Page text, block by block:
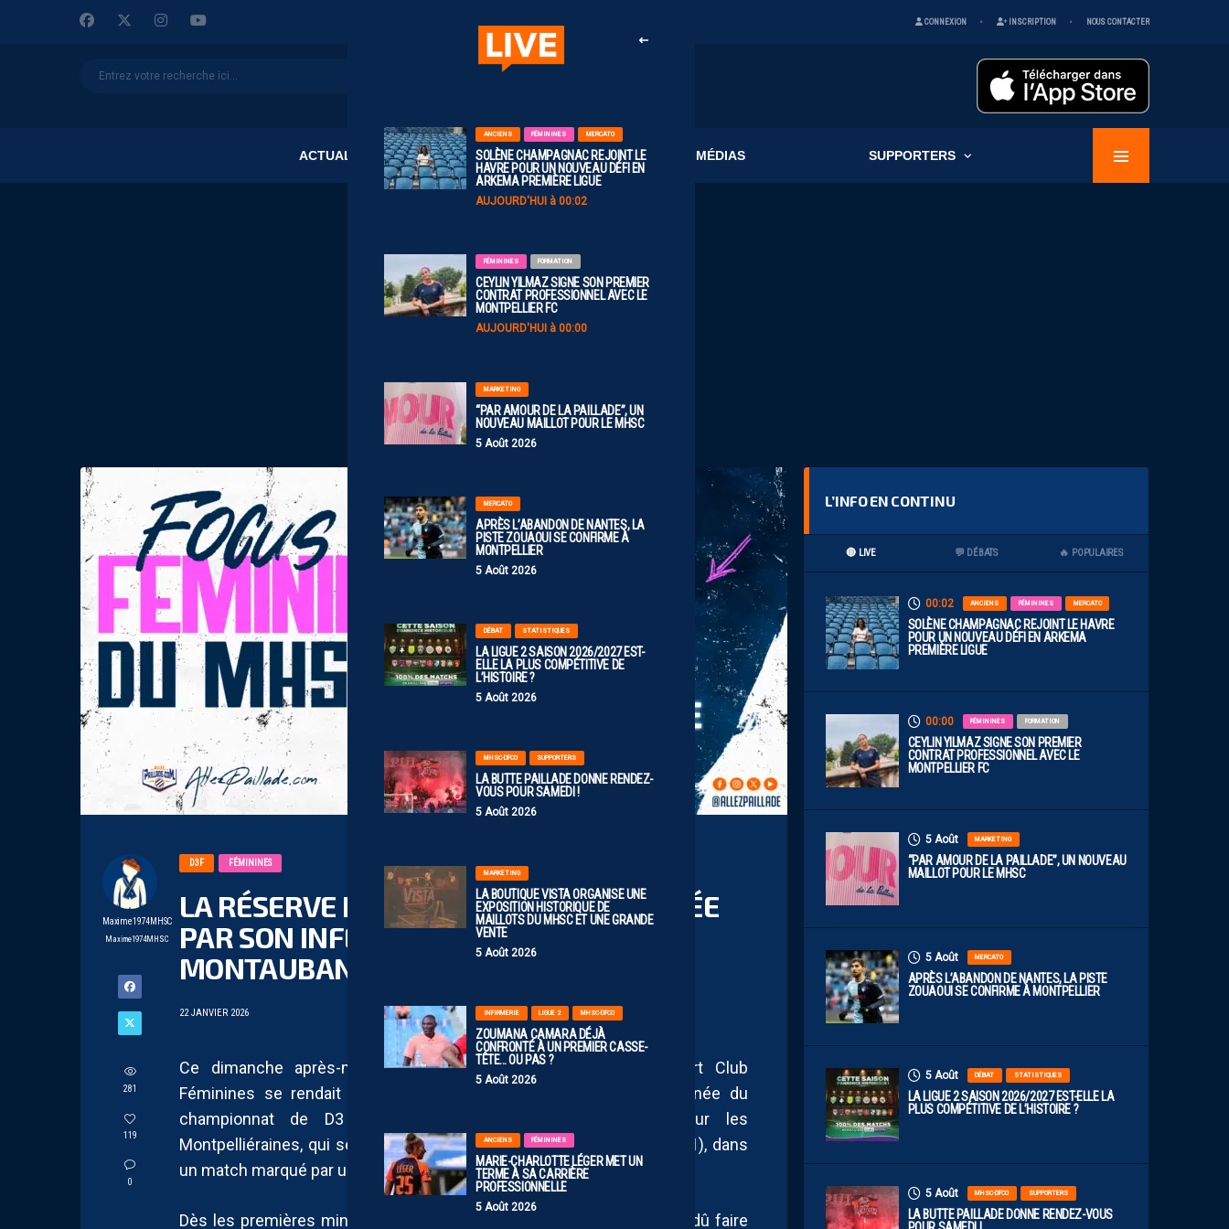
CONNEXION INSCRIPTION NOUS CONTACTER
ACTUALITÉS CLUB MÉDIAS SUPPORTERS
ANCIENS FÉMININES MERCATO
SOLÈNE CHAMPAGNAC REJOINT LE
HAVRE POUR UN NOUVEAU DÉFI EN
ARKEMA PREMIÈRE LIGUE
AUJOURD'HUI à 00:02
FÉMININES FORMATION
CEYLIN YILMAZ SIGNE SON PREMIER
CONTRAT PROFESSIONNEL AVEC LE
MONTPELLIER FC
AUJOURD'HUI à 00:00
MARKETING
“PAR AMOUR DE LA PAILLADE”, UN
NOUVEAU MAILLOT POUR LE MHSC
5 Août 2026
MERCATO
APRÈS L’ABANDON DE NANTES, LA
PISTE ZOUAOUI SE CONFIRME À
MONTPELLIER
5 Août 2026
DÉBAT STATISTIQUES
LA LIGUE 2 SAISON 2026/2027 EST-
ELLE LA PLUS COMPÉTITIVE DE
L’HISTOIRE ?
5 Août 2026
MHSC-DFCO SUPPORTERS
LA BUTTE PAILLADE DONNE RENDEZ-
VOUS POUR SAMEDI !
5 Août 2026
MARKETING
LA BOUTIQUE VISTA ORGANISE UNE
EXPOSITION HISTORIQUE DE
MAILLOTS DU MHSC ET UNE GRANDE
VENTE
5 Août 2026
INFIRMERIE LIGUE 2 MHSC-DFCO
ZOUMANA CAMARA DÉJÀ
CONFRONTÉ À UN PREMIER CASSE-
TÊTE… OU PAS ?
5 Août 2026
ANCIENS FÉMININES
MARIE-CHARLOTTE LÉGER MET UN
TERME À SA CARRIÈRE
PROFESSIONNELLE
5 Août 2026
Maxime1974MHSC
Maxime1974MHSC
281
119
0
D3F FÉMININES
LA RÉSERVE DES PAILLADINES PÉNALISÉE
PAR SON INFÉRIORITÉ NUMÉRIQUE À
MONTAUBAN
22 JANVIER 2026
Ce dimanche après-midi, la réserve du Montpellier Hérault Sport Club
Féminines se rendait à Montauban pour le compte de la 11ᵉ journée du
championnat de D3 féminine. Une rencontre compliquée pour les
Montpelliéraines, qui se sont finalement inclinées sur le score de (3-1), dans
un match marqué par un tournant précoce.
Dès les premières minutes, les joueuses de Geoffrey Doumeng ont dû faire
L’INFO EN CONTINU
🔴 LIVE 💬 DÉBATS 🔥 POPULAIRES
00:02 ANCIENS FÉMININES MERCATO
SOLÈNE CHAMPAGNAC REJOINT LE HAVRE
POUR UN NOUVEAU DÉFI EN ARKEMA
PREMIÈRE LIGUE
00:00 FÉMININES FORMATION
CEYLIN YILMAZ SIGNE SON PREMIER
CONTRAT PROFESSIONNEL AVEC LE
MONTPELLIER FC
5 Août MARKETING
“PAR AMOUR DE LA PAILLADE”, UN NOUVEAU
MAILLOT POUR LE MHSC
5 Août MERCATO
APRÈS L’ABANDON DE NANTES, LA PISTE
ZOUAOUI SE CONFIRME À MONTPELLIER
5 Août DÉBAT STATISTIQUES
LA LIGUE 2 SAISON 2026/2027 EST-ELLE LA
PLUS COMPÉTITIVE DE L’HISTOIRE ?
5 Août MHSC-DFCO SUPPORTERS
LA BUTTE PAILLADE DONNE RENDEZ-VOUS